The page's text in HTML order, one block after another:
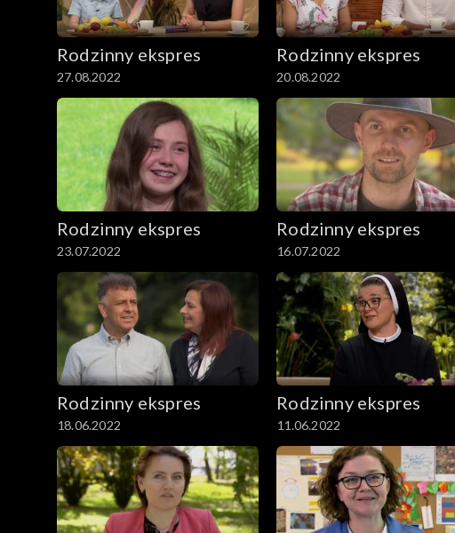
Rodzinny ekspres
27.08.2022
Rodzinny ekspres
20.08.2022
Rodzinny ekspres
23.07.2022
Rodzinny ekspres
16.07.2022
Rodzinny ekspres
18.06.2022
Rodzinny ekspres
11.06.2022